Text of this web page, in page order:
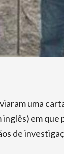
uma
inglês) em
de